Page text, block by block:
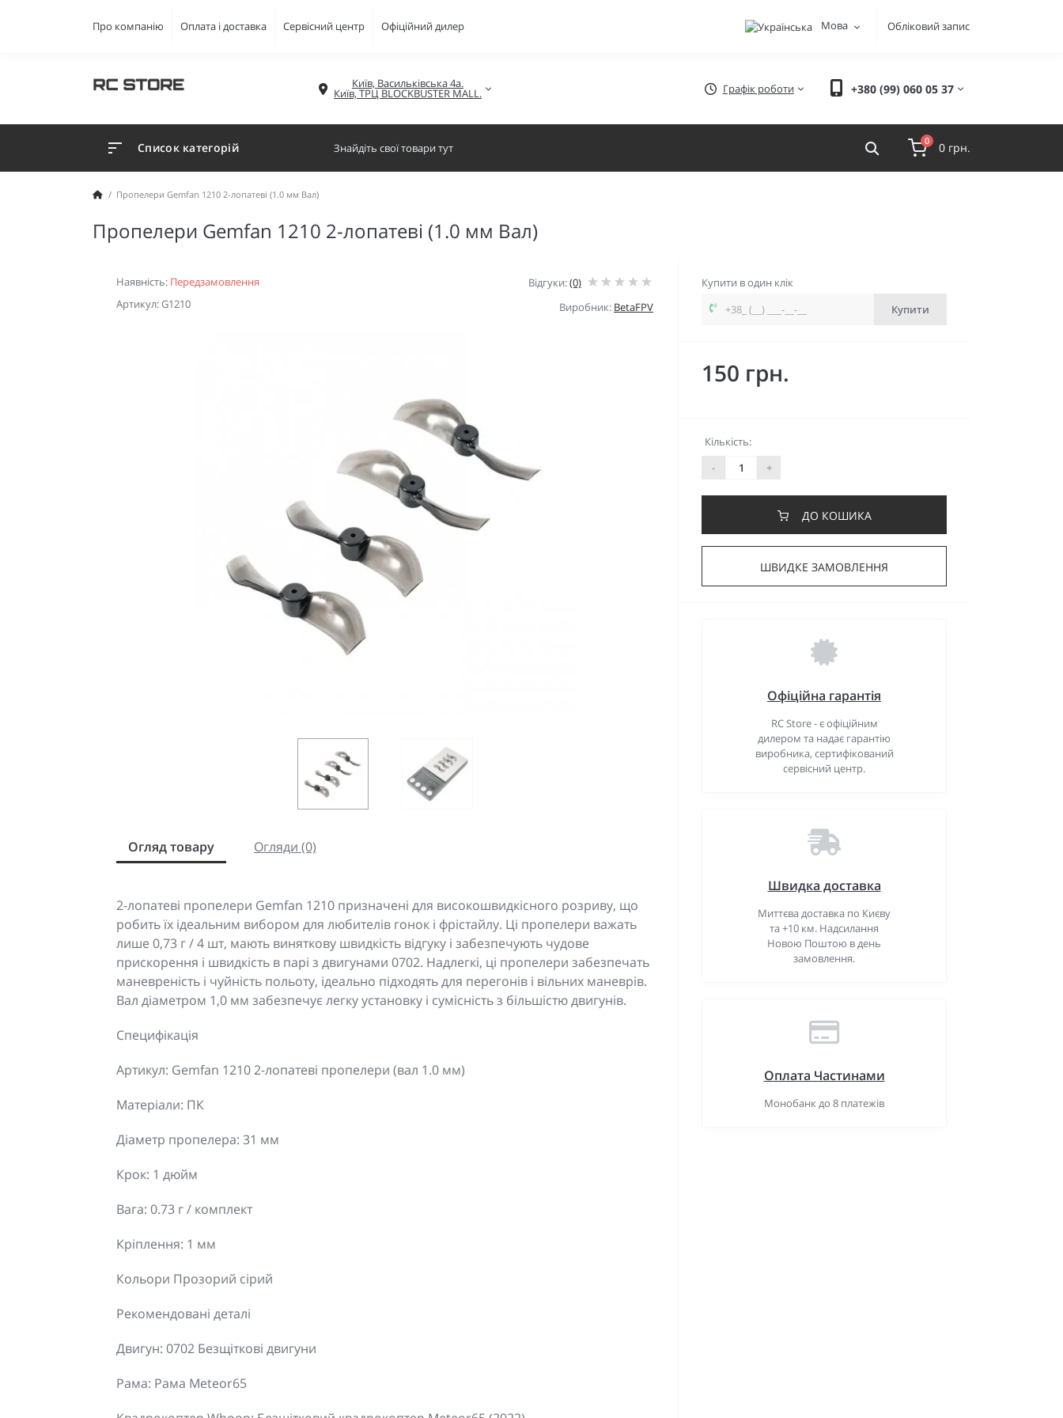
Про компанію Оплата і доставка Сервісний центр Офіційний дилер Мова Обліковий запис
Київ, Васильківська 4а.
Київ, ТРЦ BLOCKBUSTER MALL. Графік роботи +380 (99) 060 05 37
Список категорій 0 0 грн.
Пропелери Gemfan 1210 2-лопатеві (1.0 мм Вал)
Пропелери Gemfan 1210 2-лопатеві (1.0 мм Вал)
Наявність: Передзамовлення
Артикул: G1210
Відгуки:(0)
Виробник: BetaFPV
Огляд товару Огляди (0)
2-лопатеві пропелери Gemfan 1210 призначені для високошвидкісного розриву, що
робить їх ідеальним вибором для любителів гонок і фрістайлу. Ці пропелери важать
лише 0,73 г / 4 шт, мають виняткову швидкість відгуку і забезпечують чудове
прискорення і швидкість в парі з двигунами 0702. Надлегкі, ці пропелери забезпечать
маневреність і чуйність польоту, ідеально підходять для перегонів і вільних маневрів.
Вал діаметром 1,0 мм забезпечує легку установку і сумісність з більшістю двигунів.
Специфікація
Артикул: Gemfan 1210 2-лопатеві пропелери (вал 1.0 мм)
Матеріали: ПК
Діаметр пропелера: 31 мм
Крок: 1 дюйм
Вага: 0.73 г / комплект
Кріплення: 1 мм
Кольори Прозорий сірий
Рекомендовані деталі
Двигун: 0702 Безщіткові двигуни
Рама: Рама Meteor65
Купити в один клік
Купити
150 грн.
Кількість:
-
+
ДО КОШИКА
ШВИДКЕ ЗАМОВЛЕННЯ
Офіційна гарантія
RC Store - є офіційним
дилером та надає гарантію
виробника, сертифікований
сервісний центр.
Швидка доставка
Миттєва доставка по Києву
та +10 км. Надсилання
Новою Поштою в день
замовлення.
Оплата Частинами
Монобанк до 8 платежів